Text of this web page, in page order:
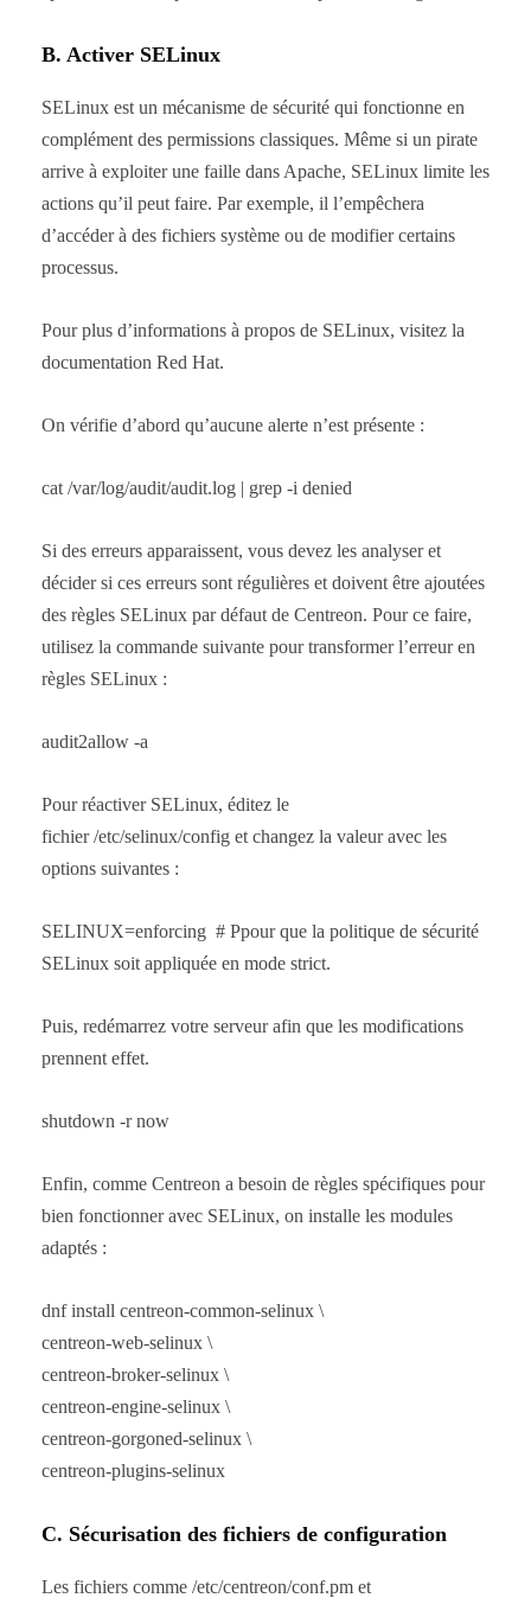
B. Activer SELinux
SELinux est un mécanisme de sécurité qui fonctionne en
complément des permissions classiques. Même si un pirate
arrive à exploiter une faille dans Apache, SELinux limite les
actions qu’il peut faire. Par exemple, il l’empêchera
d’accéder à des fichiers système ou de modifier certains
processus.
Pour plus d’informations à propos de SELinux, visitez la
documentation Red Hat.
On vérifie d’abord qu’aucune alerte n’est présente :
cat /var/log/audit/audit.log | grep -i denied
Si des erreurs apparaissent, vous devez les analyser et
décider si ces erreurs sont régulières et doivent être ajoutées
des règles SELinux par défaut de Centreon. Pour ce faire,
utilisez la commande suivante pour transformer l’erreur en
règles SELinux :
audit2allow -a
Pour réactiver SELinux, éditez le
fichier /etc/selinux/config et changez la valeur avec les
options suivantes :
SELINUX=enforcing # Ppour que la politique de sécurité
SELinux soit appliquée en mode strict.
Puis, redémarrez votre serveur afin que les modifications
prennent effet.
shutdown -r now
Enfin, comme Centreon a besoin de règles spécifiques pour
bien fonctionner avec SELinux, on installe les modules
adaptés :
dnf install centreon-common-selinux \
centreon-web-selinux \
centreon-broker-selinux \
centreon-engine-selinux \
centreon-gorgoned-selinux \
centreon-plugins-selinux
C. Sécurisation des fichiers de configuration
Les fichiers comme /etc/centreon/conf.pm et